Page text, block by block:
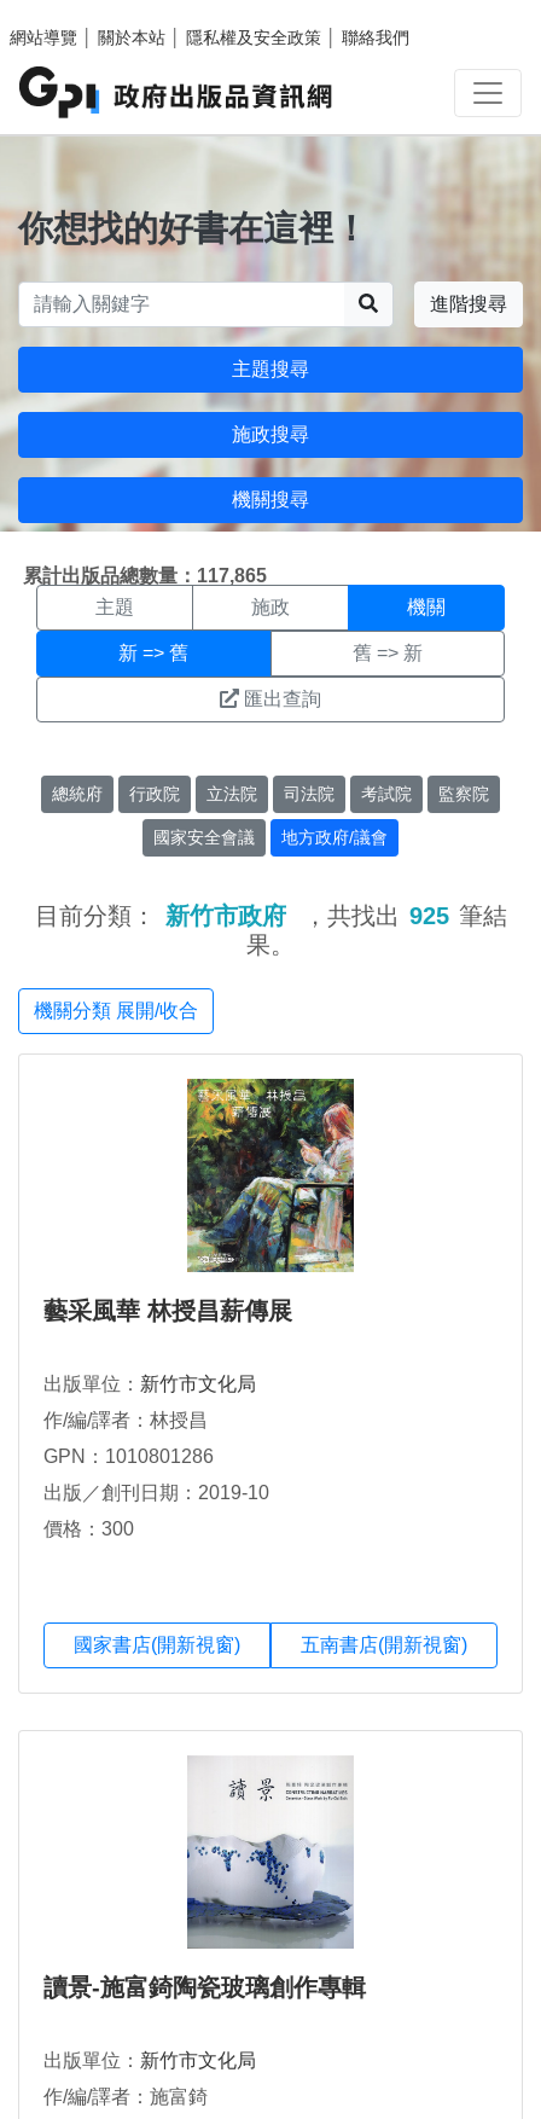
網站導覽
關於本站 隱私權及安全政策 聯絡我們
你想找的好書在這裡！
進階搜尋
主題搜尋
施政搜尋
機關搜尋
累計出版品總數量：117,865
機關搜尋結果頁面
主題 施政 機關
新 => 舊 舊 => 新
匯出查詢
總統府 行政院 立法院 司法院 考試院 監察院
國家安全會議 地方政府/議會
目前分類： 新竹市政府 ，共找出 925 筆結
果。
機關分類 展開/收合
藝采風華 林授昌薪傳展
出版單位： 新竹市文化局
作/編/譯者：林授昌
GPN：1010801286
出版／創刊日期：2019-10
價格：300
國家書店(開新視窗) 五南書店(開新視窗)
讀景-施富錡陶瓷玻璃創作專輯
出版單位： 新竹市文化局
作/編/譯者：施富錡